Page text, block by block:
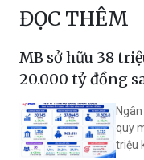
ĐỌC THÊM
MB sở hữu 38
20.000 tỷ đồng
quy
triệu